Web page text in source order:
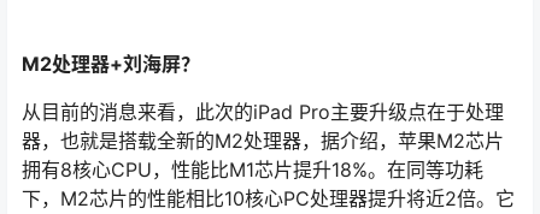
M2处理器+刘海屏？
从目前的消息来看，此次的iPad Pro主要升级点在于处理
器，也就是搭载全新的M2处理器，据介绍，苹果M2芯片
拥有8核心CPU，性能比M1芯片提升18%。在同等功耗
下，M2芯片的性能相比10核心PC处理器提升将近2倍。它